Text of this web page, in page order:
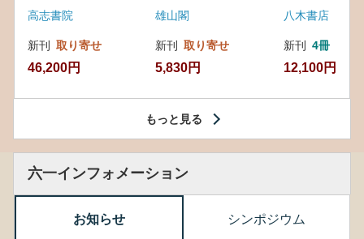
高志書院
新刊 取り寄せ
46,200円
雄山閣
新刊 取り寄せ
5,830円
八木書店
新刊 4冊
12,100円
もっと見る
六一インフォメーション
お知らせ シンポジウム